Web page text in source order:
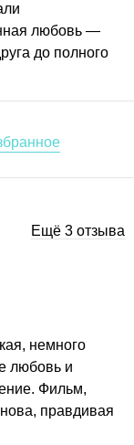
любовь —
до полного
Ещё 3 отзыва
немного
любовь и
Фильм,
правдивая